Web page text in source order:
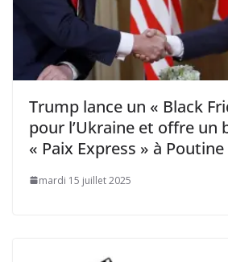
Trump lance un « Black
pour l’Ukraine et offre un
« Paix Express » à Poutine
mardi 15 juillet 2025